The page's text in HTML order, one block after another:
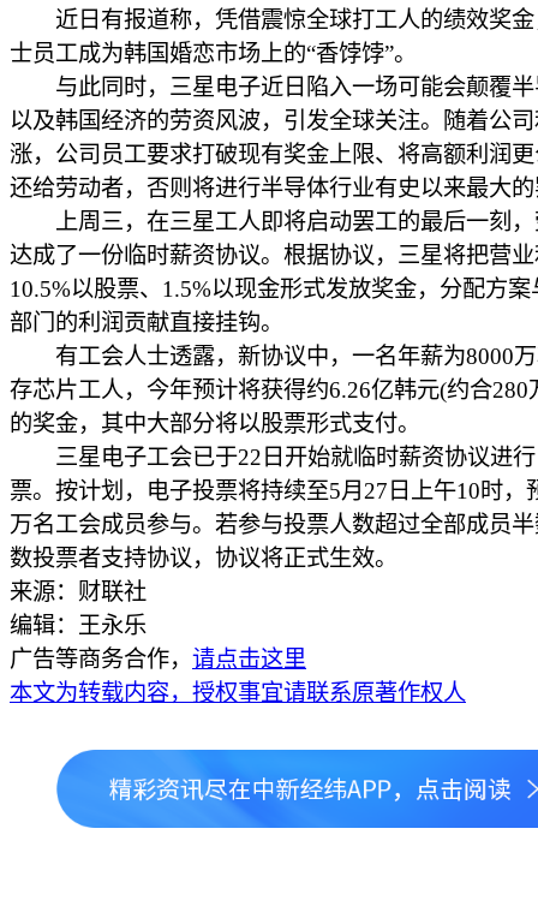
近日有报道称，凭借震惊全球打工人的绩效奖金
士员工成为韩国婚恋市场上的“香饽饽”。
与此同时，三星电子近日陷入一场可能会颠覆半
以及韩国经济的劳资风波，引发全球关注。随着公
涨，公司员工要求打破现有奖金上限、将高额利润
还给劳动者，否则将进行半导体行业有史以来最大
上周三，在三星工人即将启动罢工的最后一刻，
达成了一份临时薪资协议。根据协议，三星将把营
10.5%以股票、1.5%以现金形式发放奖金，分配方案
部门的利润贡献直接挂钩。
有工会人士透露，新协议中，一名年薪为8000
存芯片工人，今年预计将获得约6.26亿韩元(约合280
的奖金，其中大部分将以股票形式支付。
三星电子工会已于22日开始就临时薪资协议进行
票。按计划，电子投票将持续至5月27日上午10时，
万名工会成员参与。若参与投票人数超过全部成员
数投票者支持协议，协议将正式生效。
来源：财联社
编辑：王永乐
广告等商务合作， 请点击这里
本文为转载内容，授权事宜请联系原著作权人